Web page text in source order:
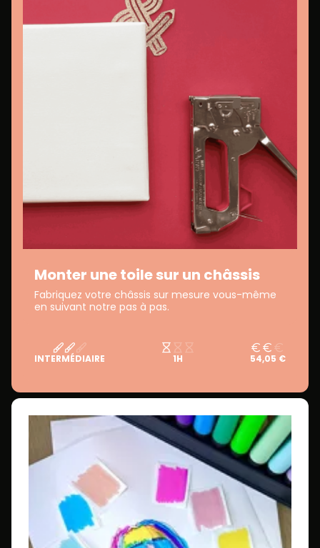
Monter une toile sur un châssis
Fabriquez votre châssis sur mesure vous-même
en suivant notre pas à pas.
INTERMÉDIAIRE 1H 54,05 €